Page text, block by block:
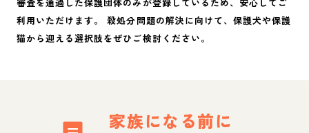
利用いただけます。 殺処分問題の解決に向けて、保護犬や保護
猫から迎える選択肢をぜひご検討ください。
家族になる前に